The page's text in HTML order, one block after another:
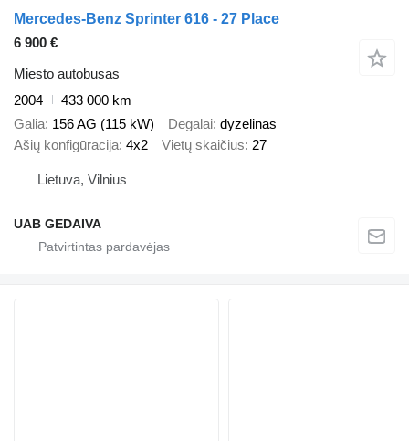
Mercedes-Benz Sprinter 616 - 27 Place
6 900 €
Miesto autobusas
2004
433 000 km
Galia 156 AG (115 kW) Degalai dyzelinas
Ašių konfigūracija 4x2 Vietų skaičius 27
Lietuva, Vilnius
UAB GEDAIVA